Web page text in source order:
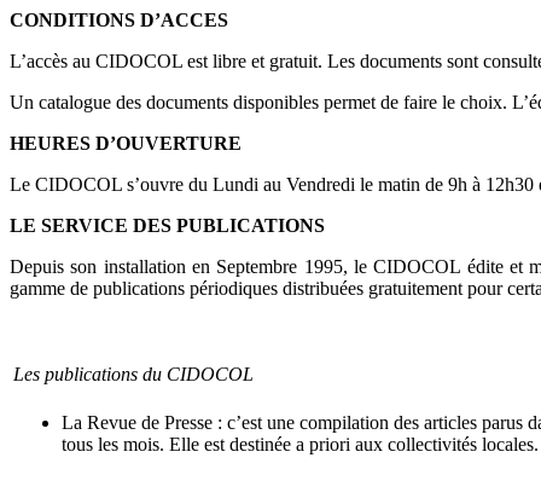
CONDITIONS D’ACCES
L’accès au CIDOCOL est libre et gratuit. Les documents sont
Un catalogue des documents disponibles permet de faire le choix.
HEURES D’OUVERTURE
Le CIDOCOL s’ouvre du Lundi au Vendredi le matin de 9h à 12h30
LE SERVICE DES PUBLICATIONS
Depuis son installation en Septembre 1995, le CIDOCOL édite et
gamme de publications périodiques distribuées gratuitement pour
Les publications du CIDOCOL
La Revue de Presse : c’est une compilation des articles parus
tous les mois. Elle est destinée a priori aux collectivités